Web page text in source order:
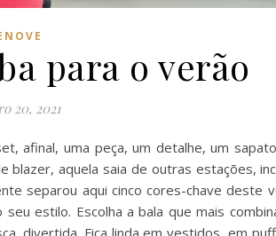
para o verão
20, 2021
afinal, uma peça, um detalhe, um
blazer, aquela saia de outras estações,
separou aqui cinco cores-chave deste
estilo. Escolha a bala que mais